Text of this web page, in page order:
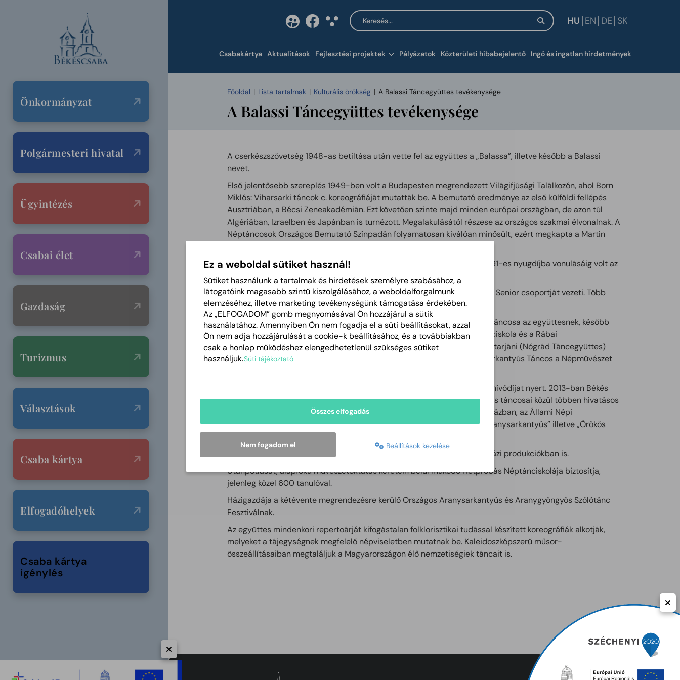
Tartalom megnyitása új ablakban
Keresés a tartalomban
HU EN DE SK
Csabakártya Aktualitások Fejlesztési projektek Pályázatok Közterületi hibabejelentő Ingó és ingatlan hirdetmények
Önkormányzat
Polgármesteri hivatal
Ügyintézés
Csabai élet
Gazdaság
Turizmus
Választások
Csaba kártya
Elfogadóhelyek
Csaba kártya
igénylés
Főoldal Lista tartalmak Kulturális örökség A Balassi Táncegyüttes tevékenysége
A Balassi Táncegyüttes tevékenysége
A cserkészszövetség 1948-as betiltása után vette fel az együttes a „Balassa”, illetve később a Balassi
nevet.
Első jelentősebb szereplés 1949-ben volt a Budapesten megrendezett Világifjúsági Találkozón, ahol Born
Miklós: Viharsarki táncok c. koreográfiáját mutatták be. A bemutató eredménye az első külföldi fellépés
Ausztriában, a Bécsi Zeneakadémián. Ezt követően szinte majd minden európai országban, de azon túl
Algériában, Izraelben és Japánban is turnézott. Megalakulásától részese az országos szakmai élvonalnak. A
Néptáncosok Országos Bemutató Színpadán folyamatosan kiválóan minősült, ezért megkapta a Martin
Az alapító táncosok közt már ott találjuk Born Miklóst, aki 1948-tól az 1991-es nyugdíjba vonulásáig volt az
együttes művészeti vezetője, koreográfusa.
Nyugdíjas éveit is aktívan tölti. A Balassi Táncegyüttes "Őszülő halánték" Senior csoportját vezeti. Több
évtizedes magas színvonalú munkájáért Életfa-díjban részesült.
A művészeti irányítást 1990 januárjától Mlinár Pál vette át, aki 1964-től táncosa az együttesnek, később
Born Miklós asszisztense. Nevéhez fűződik az utánpótlást nevelő néptánciskola és a Rábai
Gyermektáncegyüttes megalakítása 1975-ben. Tíz éves (1979-89) salgótarjáni (Nógrád Táncegyüttes)
tevékenységét követően tért haza mestere hívószavára. Örökös Aranysarkantyús Táncos a Népművészet
Külföldi és belföldi fesztiválokon számos, koreográfusi, alkotói, együttesi nívódíjat nyert. 2013-ban Békés
megye Príma díját kapta Magyar Népművészet kategóriában. Az együttes táncosai közül többen hivatásos
táncosként folytatták pályafutásukat, többek között a Honvéd Táncszínházban, az Állami Népi
Együttesben, illetve az Experidance Társulatnál. Több táncos „Örökös Aranysarkantyús” illetve „Örökös
Arangyöngyös” táncos címmel rendelkezik.
A színpadi néptánc előadások mellett rendszeresen közreműködik színházi produkciókban is.
Utánpótlását, alapfokú művészetoktatás keretein belül működő Hétpróbás Néptánciskolája biztosítja,
jelenleg közel 600 tanulóval.
Házigazdája a kétévente megrendezésre kerülő Országos Aranysarkantyús és Aranygyöngyös Szólótánc
Fesztiválnak.
Az együttes mindenkori repertoárját kifogástalan folklorisztikai tudással készített koreográfiák alkotják,
melyeket a tájegységnek megfelelő népviseletben mutatnak be. Kaleidoszkópszerű műsor-
összeállításaiban megtaláljuk a Magyarországon élő nemzetiségiek táncait is.
Ez a weboldal sütiket használ!
Sütiket használunk a tartalmak és hirdetések személyre szabásához, a
látogatóink magasabb szintű kiszolgálásához, a weboldalforgalmunk
elemzéséhez, illetve marketing tevékenységünk támogatása érdekében.
Az „ELFOGADOM” gomb megnyomásával Ön hozzájárul a sütik
használatához. Amennyiben Ön nem fogadja el a süti beállításokat, azzal
Ön nem adja hozzájárulását a cookie-k beállításához, és a továbbiakban
csak a honlap működéshez elengedhetetlenül szükséges sütiket
használjuk.Süti tájékoztató
Összes elfogadás
Nem fogadom el Beállítások kezelése